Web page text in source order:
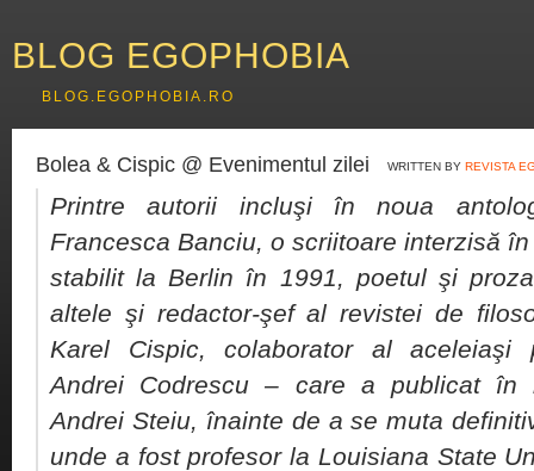
BLOG EGOPHOBIA
BLOG.EGOPHOBIA.RO
Bolea & Cispic @ Evenimentul zilei WRITTEN BY REVISTA
Printre autorii incluşi în noua
Francesca Banciu, o scriitoare interzisă
stabilit la Berlin în 1991, poetul şi
altele şi redactor-şef al revistei de
Karel Cispic, colaborator al aceleiaşi
Andrei Codrescu – care a publicat în
Andrei Steiu, înainte de a se muta
unde a fost profesor la Louisiana State